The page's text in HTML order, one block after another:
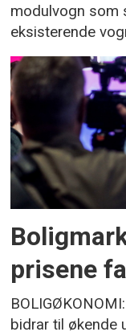
modulvogn som
eksisterende
prisene
bidrar til økende